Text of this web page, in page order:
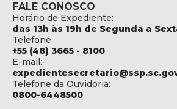
FALE CONOSCO
Horário de Expediente:
das 13h às 19h de Segunda a
Telefone:
+55 (48) 3665 - 8100
E-mail:
Telefone da Ouvidoria:
0800-6448500